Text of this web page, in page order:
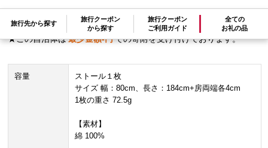
旅行先から探す
旅行クーポン
から探す
旅行クーポン
ご利用ガイド
全ての
お礼の品
91,000 数量：
★この自治体は最少金額-円での寄附を受け付けております。
容量
ストール１枚
サイズ 幅：80cm、長さ：184cm+房両端各4cm
1枚の重さ 72.5g
【素材】
綿 100%